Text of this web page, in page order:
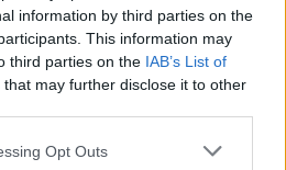
information by third parties on the
This information may
third parties on the IAB’s List of
that may further disclose it to other
Opt Outs
5 août 2026 0